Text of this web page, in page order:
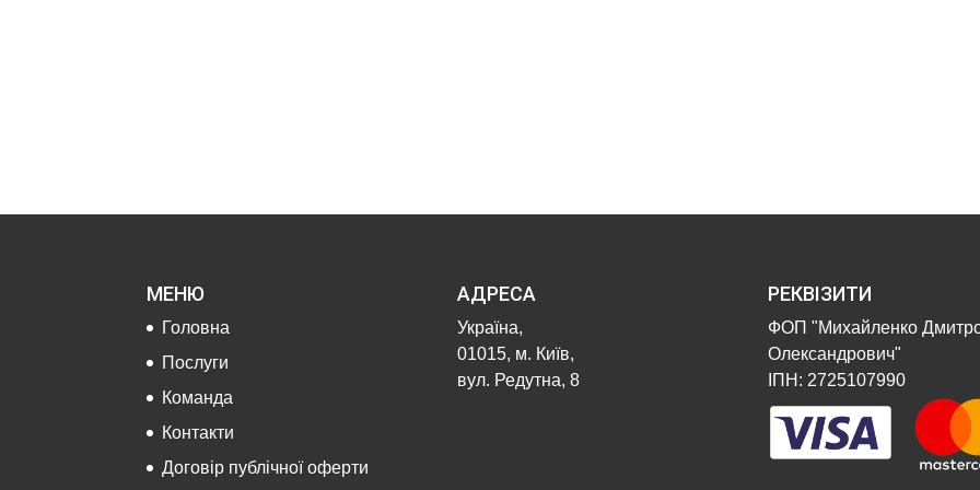
МЕНЮ
Головна
Послуги
Команда
Контакти
Договір публічної оферти
АДРЕСА
Україна,
01015, м. Київ,
вул. Редутна, 8
РЕКВІЗИТИ
ФОП "Михайленко
Олександрович"
ІПН: 2725107990